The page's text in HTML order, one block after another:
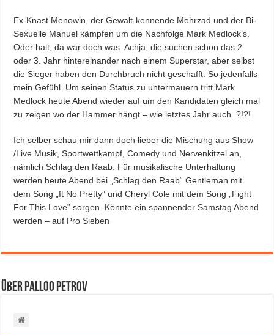
Ex-Knast Menowin, der Gewalt-kennende Mehrzad und der Bi-
Sexuelle Manuel kämpfen um die Nachfolge Mark Medlock’s.
Oder halt, da war doch was. Achja, die suchen schon das 2.
oder 3. Jahr hintereinander nach einem Superstar, aber selbst
die Sieger haben den Durchbruch nicht geschafft. So jedenfalls
mein Gefühl. Um seinen Status zu untermauern tritt Mark
Medlock heute Abend wieder auf um den Kandidaten gleich mal
zu zeigen wo der Hammer hängt – wie letztes Jahr auch ?!?!
Ich selber schau mir dann doch lieber die Mischung aus Show
/Live Musik, Sportwettkampf, Comedy und Nervenkitzel an,
nämlich Schlag den Raab. Für musikalische Unterhaltung
werden heute Abend bei „Schlag den Raab“ Gentleman mit
dem Song „It No Pretty” und Cheryl Cole mit dem Song „Fight
For This Love” sorgen. Könnte ein spannender Samstag Abend
werden – auf Pro Sieben
Über Palloo Petrov